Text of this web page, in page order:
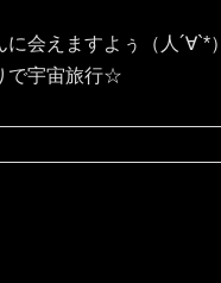
会えますよぅ（人´∀`*）
で宇宙旅行☆